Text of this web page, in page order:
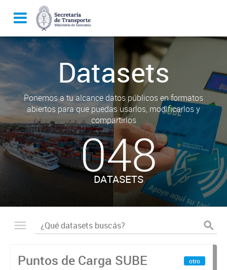
Datasets
Ponemos a tu alcance datos públicos en formatos
abiertos para que puedas usarlos, modificarlos y
compartirlos
048
DATASETS
Puntos de Carga SUBE
otro